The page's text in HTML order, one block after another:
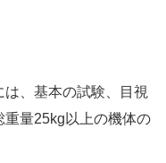
、基本の試験、目視
量25kg以上の機体の